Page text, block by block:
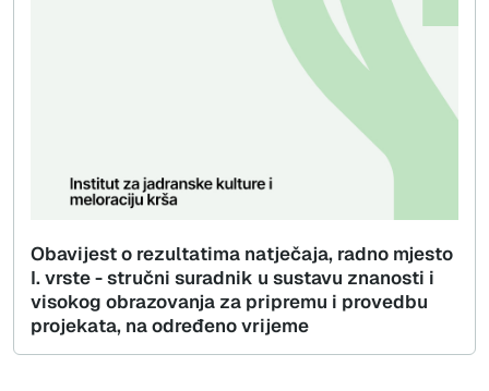
Obavijest o rezultatima natječaja, radno mjesto
I. vrste - stručni suradnik u sustavu znanosti i
visokog obrazovanja za pripremu i provedbu
projekata, na određeno vrijeme